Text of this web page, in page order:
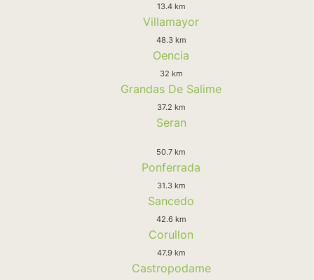
13.4 km
Villamayor
48.3 km
Oencia
32 km
Grandas De Salime
37.2 km
Seran
50.7 km
Ponferrada
31.3 km
Sancedo
42.6 km
Corullon
47.9 km
Castropodame